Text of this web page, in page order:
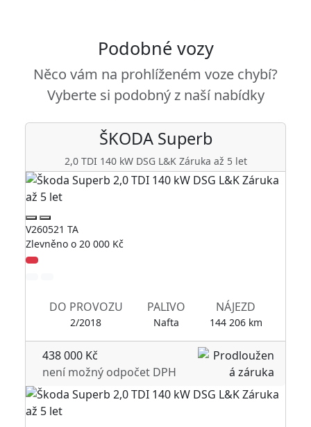
Podobné vozy
Něco vám na prohlíženém voze chybí?
Vyberte si podobný z naší nabídky
ŠKODASuperb
2,0 TDI 140 kW DSG L&K Záruka až 5 let
V260521 TA
Zlevněno o 20 000 Kč
DO PROVOZU
2/2018
PALIVO
Nafta
NÁJEZD
144 206 km
438 000 Kč
není možný odpočet DPH